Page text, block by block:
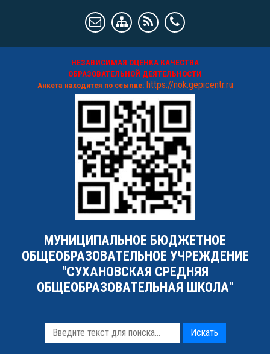
НЕЗАВИСИМАЯ ОЦЕНКА КАЧЕСТВА
ОБРАЗОВАТЕЛЬНОЙ ДЕЯТЕЛЬНОСТИ
Анкета находится по ссылке: https://nok.gepicentr.ru
МУНИЦИПАЛЬНОЕ БЮДЖЕТНОЕ
ОБЩЕОБРАЗОВАТЕЛЬНОЕ УЧРЕЖДЕНИЕ
"СУХАНОВСКАЯ СРЕДНЯЯ
ОБЩЕОБРАЗОВАТЕЛЬНАЯ ШКОЛА"
Искать